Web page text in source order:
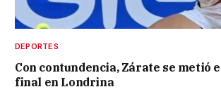
DEPORTES
Con contundencia, Zárate se metió
final en Londrina